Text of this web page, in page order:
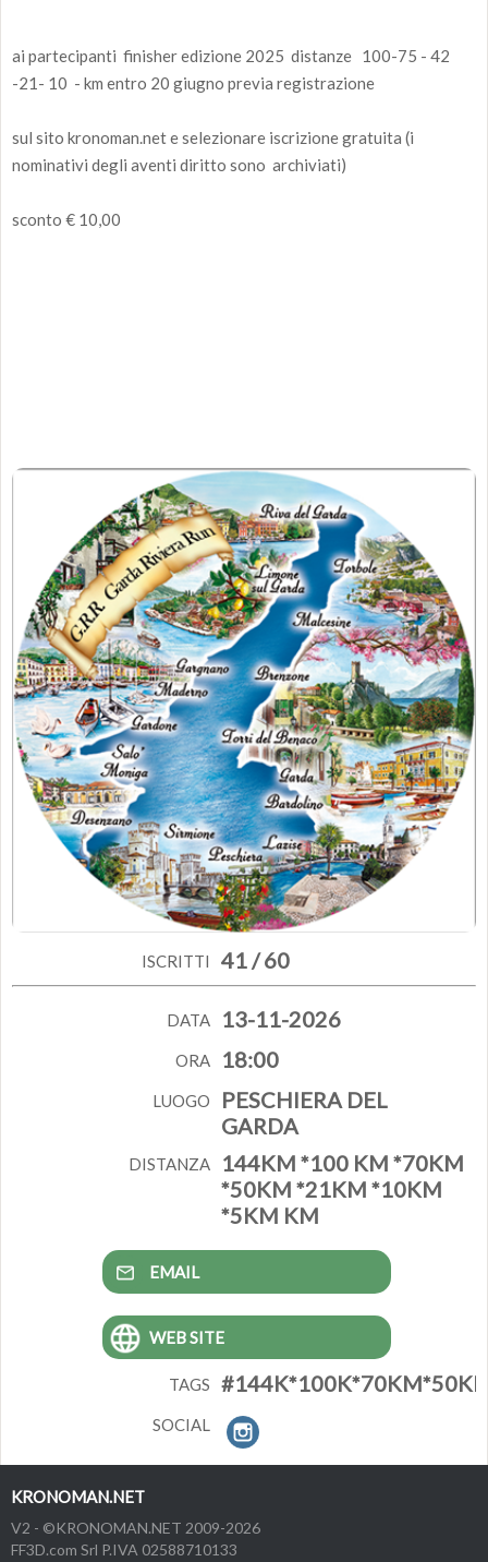
ai partecipanti finisher edizione 2025 distanze 100-75 - 42
-21- 10 - km entro 20 giugno previa registrazione
sul sito kronoman.net e selezionare iscrizione gratuita (i
nominativi degli aventi diritto sono archiviati)
sconto € 10,00
ISCRITTI 41 / 60
DATA 13-11-2026
ORA 18:00
LUOGO
PESCHIERA DEL
GARDA
DISTANZA
144KM *100 KM *70KM
*50KM *21KM *10KM
*5KM KM
EMAIL
WEB SITE
TAGS
SOCIAL
KRONOMAN.NET
V2 - ©KRONOMAN.NET 2009-2026
FF3D.com Srl P.IVA 02588710133